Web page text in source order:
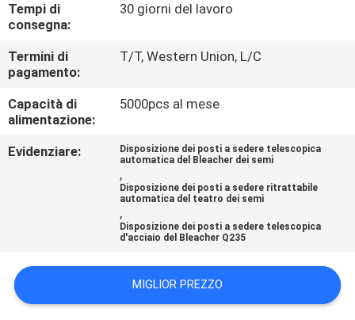
CONTATTICI
BLOG
RICHIEDA
DEL
SITO
Tempi di
consegna:
30 giorni del lavoro
Termini di
pagamento:
T/T, Western Union, L/C
Capacità di
alimentazione:
5000pcs al mese
Evidenziare:
Disposizione dei posti a sedere telescopica
automatica del Bleacher dei semi
,
Disposizione dei posti a sedere ritrattabile
automatica del teatro dei semi
,
Disposizione dei posti a sedere telescopica
d'acciaio del Bleacher Q235
MIGLIOR PREZZO